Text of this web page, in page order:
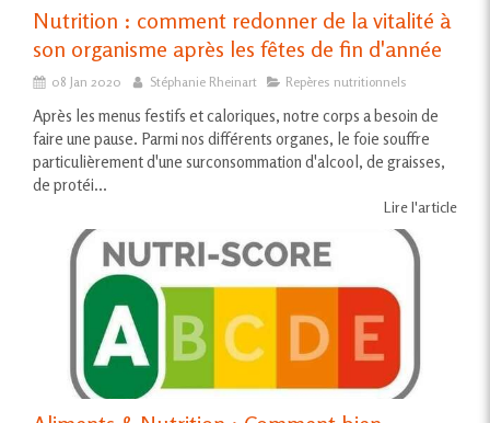
Nutrition : comment redonner de la vitalité à
son organisme après les fêtes de fin d'année
08 Jan 2020 Stéphanie Rheinart Repères nutritionnels
Après les menus festifs et caloriques, notre corps a besoin de
faire une pause. Parmi nos différents organes, le foie souffre
particulièrement d'une surconsommation d'alcool, de graisses,
de protéi...
Lire l'article